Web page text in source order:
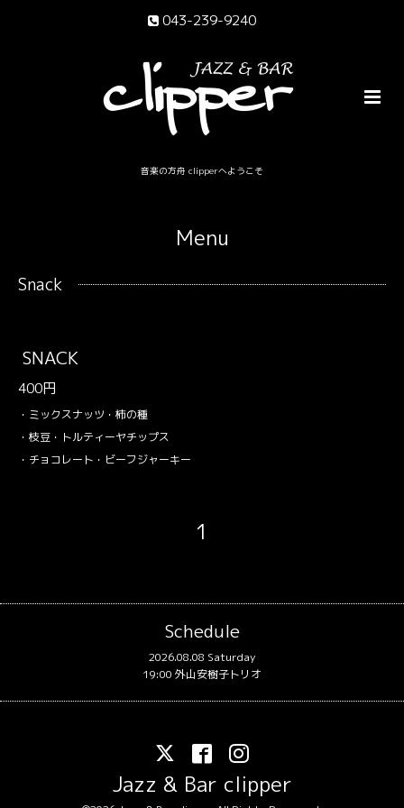
043-239-9240
音楽の方舟 clipperへようこそ
Menu
Snack
SNACK
400円
・ミックスナッツ・柿の種
・枝豆・トルティーヤチップス
・チョコレート・ビーフジャーキー
1
Schedule
2026.08.08 Saturday
19:00 外山安樹子トリオ
Jazz & Bar clipper